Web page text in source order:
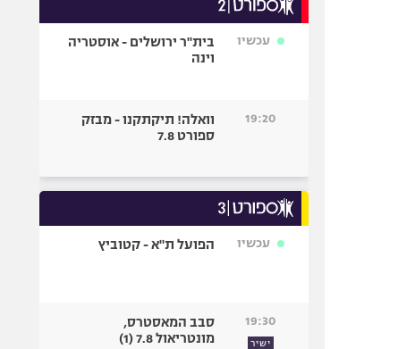
עכשיו
בית"ר ירושלים - אוסטריה
וינה
19:20
וואלה! תיקתקנו - מבזק
ספורט 7.8
עכשיו הפועל ת"א - קטוביץ
19:30
ישיר
סבב המאסטרס,
מונטריאול 7.8 (1)